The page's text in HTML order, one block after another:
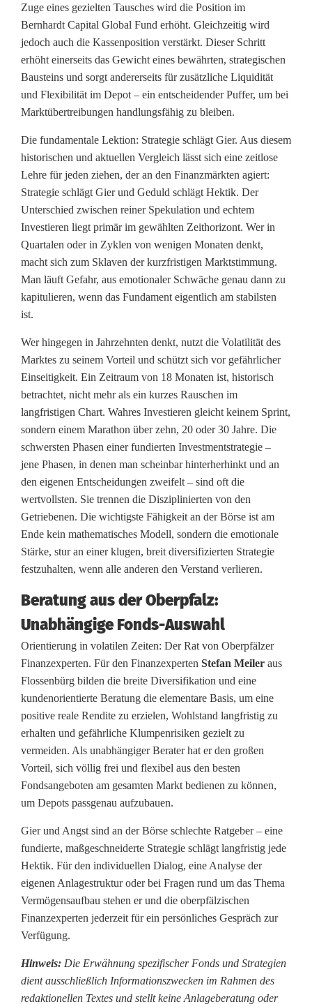
Zuge eines gezielten Tausches wird die Position im
Bernhardt Capital Global Fund erhöht. Gleichzeitig wird
jedoch auch die Kassenposition verstärkt. Dieser Schritt
erhöht einerseits das Gewicht eines bewährten, strategischen
Bausteins und sorgt andererseits für zusätzliche Liquidität
und Flexibilität im Depot – ein entscheidender Puffer, um bei
Marktübertreibungen handlungsfähig zu bleiben.
Die fundamentale Lektion: Strategie schlägt Gier. Aus diesem
historischen und aktuellen Vergleich lässt sich eine zeitlose
Lehre für jeden ziehen, der an den Finanzmärkten agiert:
Strategie schlägt Gier und Geduld schlägt Hektik. Der
Unterschied zwischen reiner Spekulation und echtem
Investieren liegt primär im gewählten Zeithorizont. Wer in
Quartalen oder in Zyklen von wenigen Monaten denkt,
macht sich zum Sklaven der kurzfristigen Marktstimmung.
Man läuft Gefahr, aus emotionaler Schwäche genau dann zu
kapitulieren, wenn das Fundament eigentlich am stabilsten
ist.
Wer hingegen in Jahrzehnten denkt, nutzt die Volatilität des
Marktes zu seinem Vorteil und schützt sich vor gefährlicher
Einseitigkeit. Ein Zeitraum von 18 Monaten ist, historisch
betrachtet, nicht mehr als ein kurzes Rauschen im
langfristigen Chart. Wahres Investieren gleicht keinem Sprint,
sondern einem Marathon über zehn, 20 oder 30 Jahre. Die
schwersten Phasen einer fundierten Investmentstrategie –
jene Phasen, in denen man scheinbar hinterherhinkt und an
den eigenen Entscheidungen zweifelt – sind oft die
wertvollsten. Sie trennen die Disziplinierten von den
Getriebenen. Die wichtigste Fähigkeit an der Börse ist am
Ende kein mathematisches Modell, sondern die emotionale
Stärke, stur an einer klugen, breit diversifizierten Strategie
festzuhalten, wenn alle anderen den Verstand verlieren.
Beratung aus der Oberpfalz:
Unabhängige Fonds-Auswahl
Orientierung in volatilen Zeiten: Der Rat von Oberpfälzer
Finanzexperten. Für den Finanzexperten Stefan Meiler aus
Flossenbürg bilden die breite Diversifikation und eine
kundenorientierte Beratung die elementare Basis, um eine
positive reale Rendite zu erzielen, Wohlstand langfristig zu
erhalten und gefährliche Klumpenrisiken gezielt zu
vermeiden. Als unabhängiger Berater hat er den großen
Vorteil, sich völlig frei und flexibel aus den besten
Fondsangeboten am gesamten Markt bedienen zu können,
um Depots passgenau aufzubauen.
Gier und Angst sind an der Börse schlechte Ratgeber – eine
fundierte, maßgeschneiderte Strategie schlägt langfristig jede
Hektik. Für den individuellen Dialog, eine Analyse der
eigenen Anlagestruktur oder bei Fragen rund um das Thema
Vermögensaufbau stehen er und die oberpfälzischen
Finanzexperten jederzeit für ein persönliches Gespräch zur
Verfügung.
Hinweis: Die Erwähnung spezifischer Fonds und Strategien
dient ausschließlich Informationszwecken im Rahmen des
redaktionellen Textes und stellt keine Anlageberatung oder